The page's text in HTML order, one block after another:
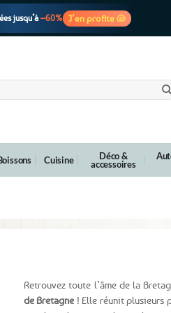
jusqu’à –60% J’en profite 🐚
Cuisine Déco &
accessoires
Retrouvez toute l’âme de la
de Bretagne ! Elle réunit plusieurs